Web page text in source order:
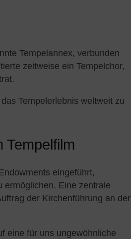
Tempelannex, verbunden
zeitweise ein Tempelchor,
Tempelerlebnis weltweit zu
Tempelfilm
eingeführt,
ermöglichen. Eine zentrale
der Kirchenführung an der
eine für uns ungewöhnliche